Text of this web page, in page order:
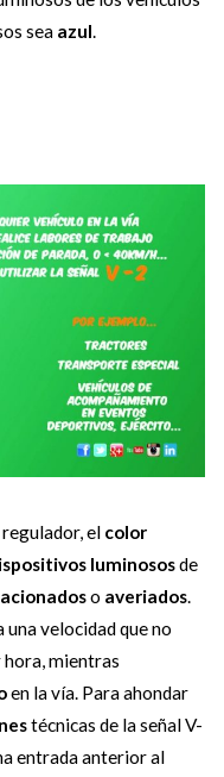
sea azul.
el color
luminososde
o averiados.
una velocidad que no
mientras
en la vía. Para ahondar
técnicas de la señal V-
entrada anterior al